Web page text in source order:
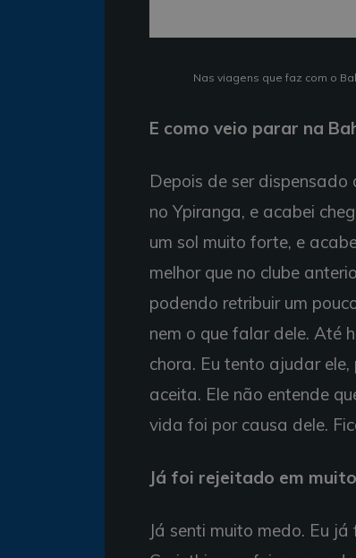
Nas viagens que faz com o
E como veio parar na
Depois de ser
no Ypiranga, e acabei
um sol muito forte, e
melhor que no clube
podendo retribuir um
nem o que falar dele. Até
chora. Eu tento ajudar
aceita. Ele não entende
vida foi por causa dele.
Já foi rejeitado em
Já senti muito medo. Eu